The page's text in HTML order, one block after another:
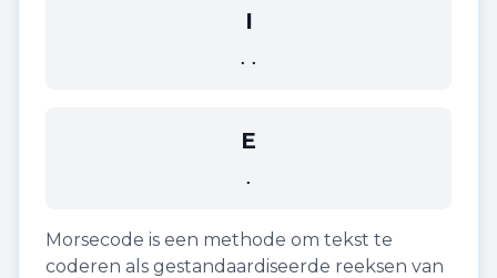
I
..
E
.
Morsecode is een methode om tekst te
coderen als gestandaardiseerde reeksen van